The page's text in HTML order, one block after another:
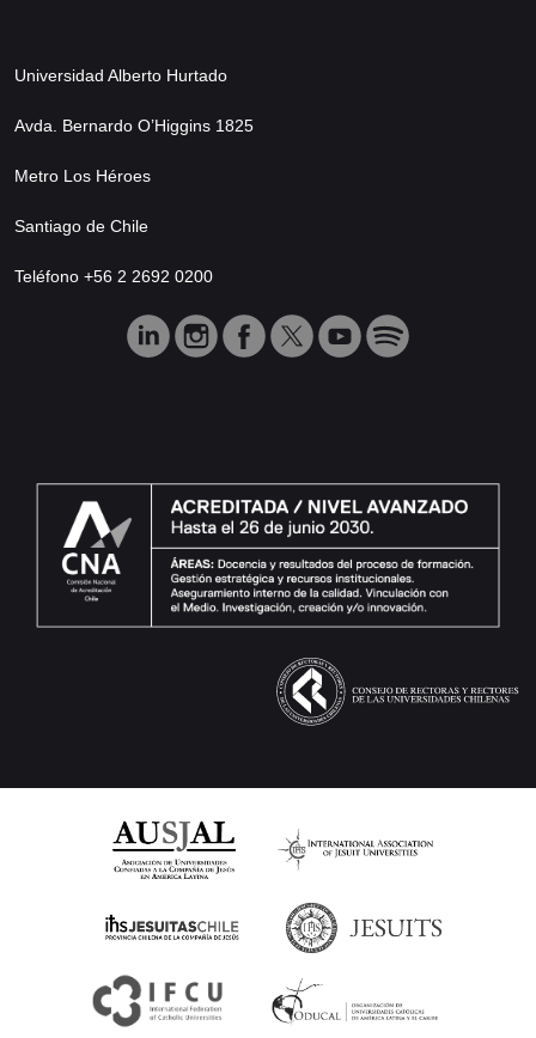
Universidad Alberto Hurtado
Avda. Bernardo O’Higgins 1825
Metro Los Héroes
Santiago de Chile
Teléfono +56 2 2692 0200